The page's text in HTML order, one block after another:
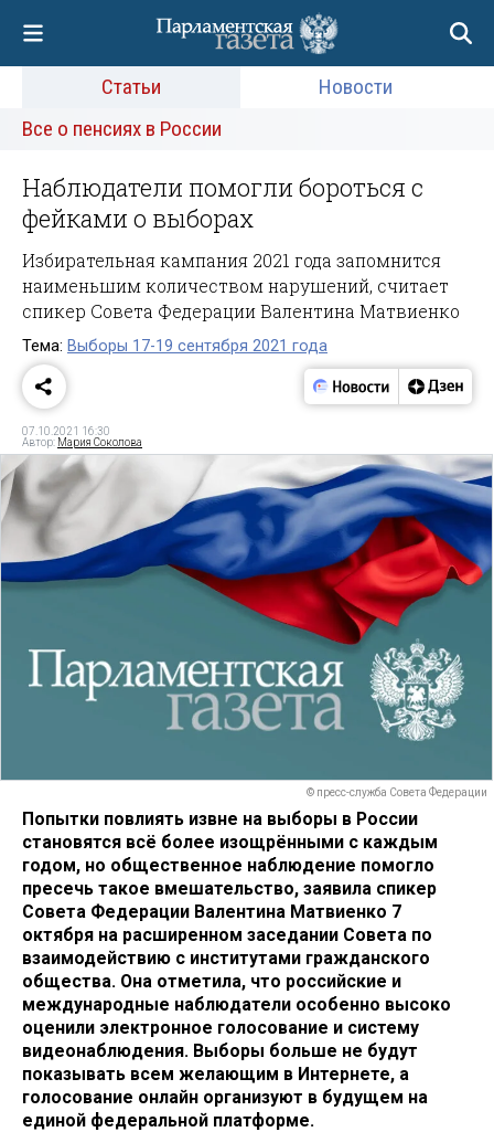
Статьи
Новости
Все о пенсиях в России
Наблюдатели помогли бороться с
фейками о выборах
Избирательная кампания 2021 года запомнится
наименьшим количеством нарушений, считает
спикер Совета Федерации Валентина Матвиенко
Тема: Выборы 17-19 сентября 2021 года
07.10.2021 16:30
Автор: Мария Соколова
© пресс-служба Совета Федерации
Попытки повлиять извне на выборы в России
становятся всё более изощрёнными с каждым
годом, но общественное наблюдение помогло
пресечь такое вмешательство, заявила спикер
Совета Федерации Валентина Матвиенко 7
октября на расширенном заседании Совета по
взаимодействию с институтами гражданского
общества. Она отметила, что российские и
международные наблюдатели особенно высоко
оценили электронное голосование и систему
видеонаблюдения. Выборы больше не будут
показывать всем желающим в Интернете, а
голосование онлайн организуют в будущем на
единой федеральной платформе.